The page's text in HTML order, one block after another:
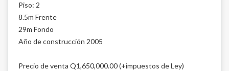
Piso: 2
8.5m Frente
29m Fondo
Año de construcción 2005
Precio de venta Q1,650,000.00 (+impuestos de Ley)